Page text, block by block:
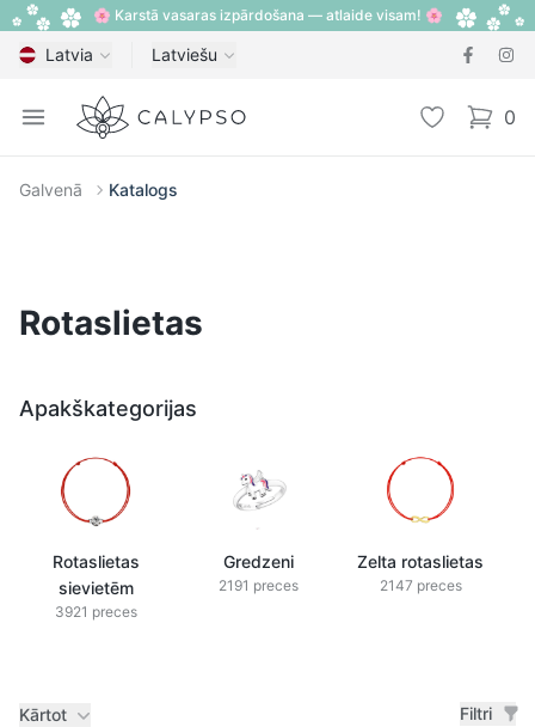
🌸 Karstā vasaras izpārdošana — atlaide visam! 🌸
Latvia Latviešu
Open menu
Calypso Vēlmju 0
items
Galvenā Katalogs
Rotaslietas
Apakškategorijas
Rotaslietas
sievietēm
3921 preces
Gredzeni
2191 preces
Zelta rotaslietas
2147 preces
Kārtot Filtri